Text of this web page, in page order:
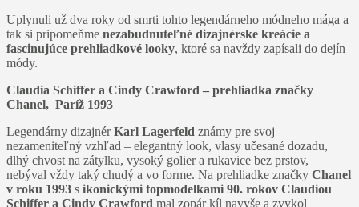
Uplynuli už dva roky od smrti tohto legendárneho módneho mága a
tak si pripomeňme nezabudnuteľné dizajnérske kreácie a
fascinujúce prehliadkové looky, ktoré sa navždy zapísali do dejín
módy.
Claudia Schiffer a Cindy Crawford – prehliadka značky
Chanel, Paríž 1993
Legendárny dizajnérKarl Lagerfeld známy pre svoj
nezameniteľný vzhľad – elegantný look, vlasy učesané dozadu,
dlhý chvost na zátylku, vysoký golier a rukavice bez prstov,
nebýval vždy taký chudý a vo forme. Na prehliadke značky Chanel
v roku 1993 s ikonickými topmodelkami 90. rokov Claudiou
Schiffer a Cindy Crawford mal zopár kíl navyše a zvykol